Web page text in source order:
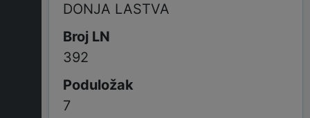
DONJA LASTVA
392
7